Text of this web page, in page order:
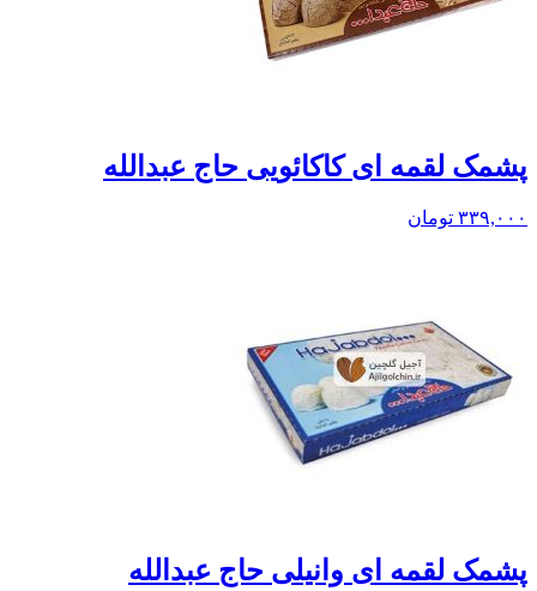
پشمک لقمه ای کاکائویی حاج عبدالله
۳۳۹,۰۰۰ تومان
پشمک لقمه ای وانیلی حاج عبدالله